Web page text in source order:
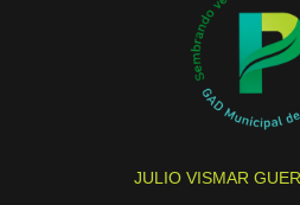
JULIO VISMAR